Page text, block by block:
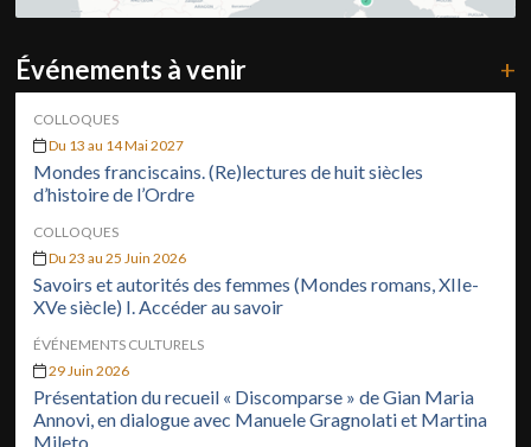
Événements à venir +
COLLOQUES
Du 13 au 14 Mai 2027
Mondes franciscains. (Re)lectures de huit siècles
d’histoire de l’Ordre
COLLOQUES
Du 23 au 25 Juin 2026
Savoirs et autorités des femmes (Mondes romans, XIIe-
XVe siècle) I. Accéder au savoir
ÉVÉNEMENTS CULTURELS
29 Juin 2026
Présentation du recueil « Discomparse » de Gian Maria
Annovi, en dialogue avec Manuele Gragnolati et Martina
Mileto